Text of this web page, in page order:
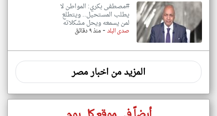
#مصطفى بكري: المواطن لا
يطلب المستحيل.. ويتطلع
لمن يسمعه ويحل مشكلاته
صدى البلد-منذ ٩ دقائق
المزيد من اخبار مصر